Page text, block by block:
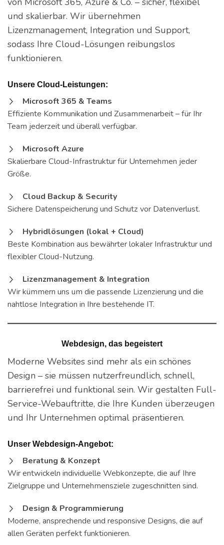
und skalierbar. Wir übernehmen
Lizenzmanagement, Integration und Support,
sodass Ihre Cloud-Lösungen reibungslos
funktionieren.
Unsere Cloud-Leistungen:
Microsoft 365 & Teams
Effiziente Kommunikation und Zusammenarbeit – für Ihr
Team jederzeit und überall verfügbar.
Microsoft Azure
Skalierbare Cloud-Infrastruktur für Unternehmen jeder
Größe.
Cloud Backup & Security
Sichere Datenspeicherung und Schutz vor Datenverlust.
Hybridlösungen (lokal + Cloud)
Beste Kombination aus bewährter lokaler Infrastruktur und
flexibler Cloud-Nutzung.
Lizenzmanagement & Integration
Wir kümmern uns um die passende Lizenzierung und die
nahtlose Integration in Ihre bestehende IT.
Webdesign, das begeistert
Moderne Websites sind mehr als ein schönes
Design – sie müssen nutzerfreundlich, schnell,
barrierefrei und funktional sein. Wir gestalten Full-
Service-Webauftritte, die Ihre Kunden überzeugen
und Ihr Unternehmen optimal präsentieren.
Unser Webdesign-Angebot:
Beratung & Konzept
Wir entwickeln individuelle Webkonzepte, die auf Ihre
Zielgruppe und Unternehmensziele zugeschnitten sind.
Design & Programmierung
Moderne, ansprechende und responsive Designs, die auf
allen Geräten perfekt funktionieren.